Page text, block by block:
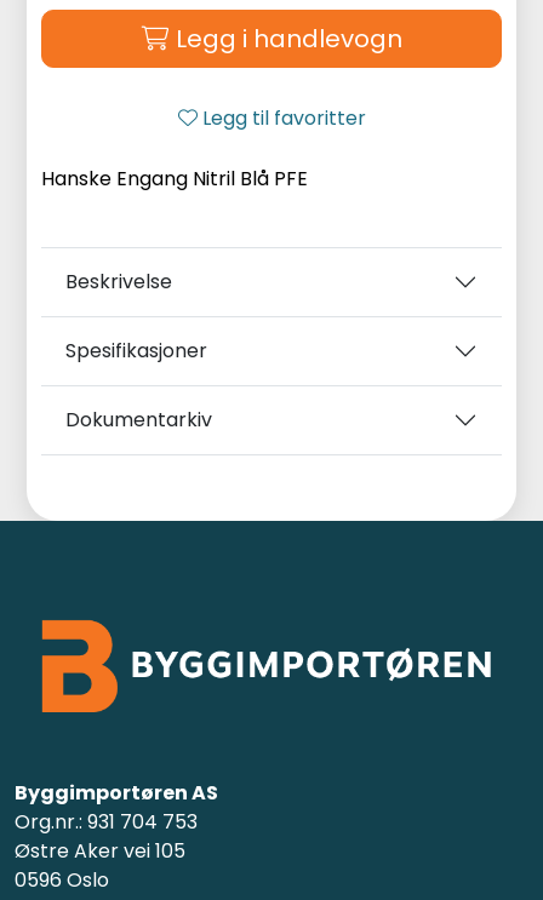
Legg i handlevogn
Legg til favoritter
Hanske Engang Nitril Blå PFE
Beskrivelse
Spesifikasjoner
Dokumentarkiv
Byggimportøren AS
Org.nr.: 931 704 753
Østre Aker vei 105
0596 Oslo